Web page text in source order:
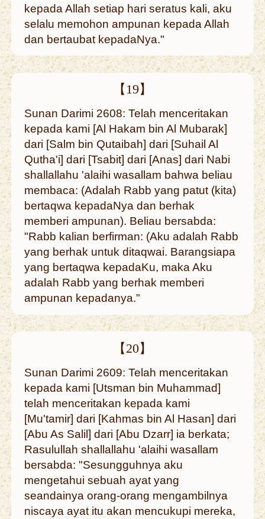
kepada Allah setiap hari seratus kali, aku
selalu memohon ampunan kepada Allah
dan bertaubat kepadaNya."
【19】
Sunan Darimi 2608: Telah menceritakan
kepada kami [Al Hakam bin Al Mubarak]
dari [Salm bin Qutaibah] dari [Suhail Al
Qutha'i] dari [Tsabit] dari [Anas] dari Nabi
shallallahu 'alaihi wasallam bahwa beliau
membaca: (Adalah Rabb yang patut (kita)
bertaqwa kepadaNya dan berhak
memberi ampunan). Beliau bersabda:
"Rabb kalian berfirman: (Aku adalah Rabb
yang berhak untuk ditaqwai. Barangsiapa
yang bertaqwa kepadaKu, maka Aku
adalah Rabb yang berhak memberi
ampunan kepadanya."
【20】
Sunan Darimi 2609: Telah menceritakan
kepada kami [Utsman bin Muhammad]
telah menceritakan kepada kami
[Mu'tamir] dari [Kahmas bin Al Hasan] dari
[Abu As Salil] dari [Abu Dzarr] ia berkata;
Rasulullah shallallahu 'alaihi wasallam
bersabda: "Sesungguhnya aku
mengetahui sebuah ayat yang
seandainya orang-orang mengambilnya
niscaya ayat itu akan mencukupi mereka,